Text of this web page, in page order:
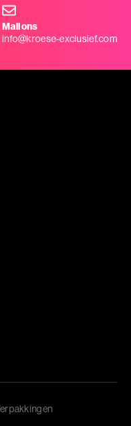
Mail ons
info@kroese-exclusief.com